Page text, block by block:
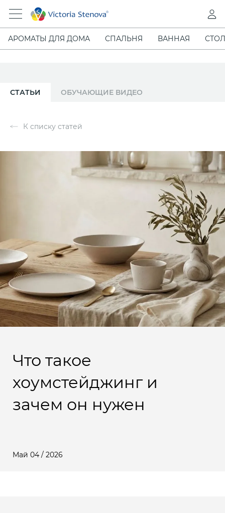
АРОМАТЫ ДЛЯ ДОМА СПАЛЬНЯ ВАННАЯ
СТАТЬИ ОБУЧАЮЩИЕ ВИДЕО
К списку статей
Май 04 / 2026
Что такое
хоумстейджинг и
зачем он нужен